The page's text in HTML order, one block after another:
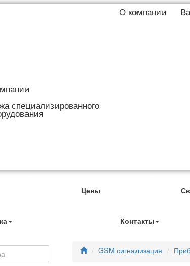
О компании
специализированного
Цены
Контакты
GSM сигнализация